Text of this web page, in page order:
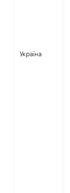
Україна